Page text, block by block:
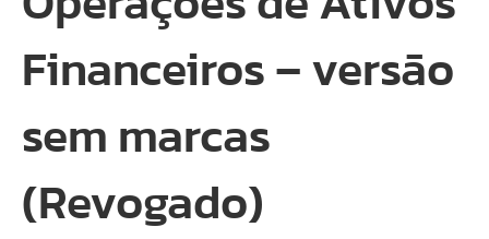
Financeiros – versão
sem marcas
(Revogado)